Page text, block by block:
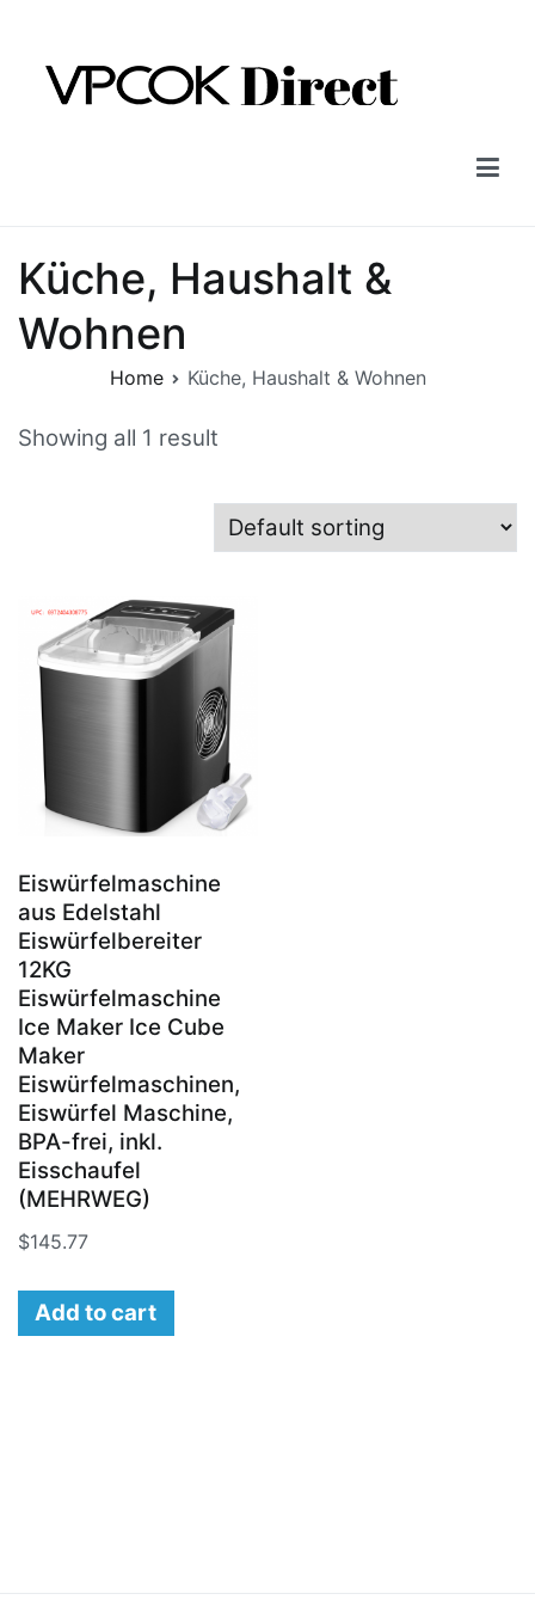
content
Küche, Haushalt &
Wohnen
Home Küche, Haushalt & Wohnen
Showing all 1 result
Eiswürfelmaschine
aus Edelstahl
Eiswürfelbereiter
12KG
Eiswürfelmaschine
Ice Maker Ice Cube
Maker
Eiswürfelmaschinen,
Eiswürfel Maschine,
BPA-frei, inkl.
Eisschaufel
(MEHRWEG)
$145.77
Add to cart